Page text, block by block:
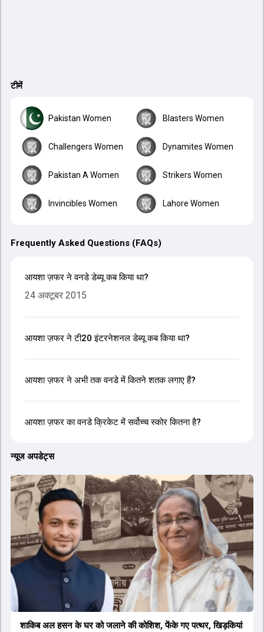
टीमें
Pakistan Women Blasters Women
Challengers Women Dynamites Women
Pakistan A Women Strikers Women
Invincibles Women Lahore Women
Frequently Asked Questions (FAQs)
आयशा ज़फर ने वनडे डेब्यू कब किया था?
24 अक्टूबर 2015
आयशा ज़फर ने टी20 इंटरनेशनल डेब्यू कब किया था?
आयशा ज़फर ने अभी तक वनडे में कितने शतक लगाए हैं?
आयशा ज़फर का वनडे क्रिकेट में सर्वोच्च स्कोर कितना है?
न्यूज अपडेट्स
शाकिब अल हसन के घर को जलाने की कोशिश, फेंके गए पत्थर, खिड़कियां